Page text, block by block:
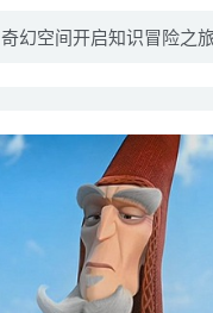
奇幻空间开启知识冒险之